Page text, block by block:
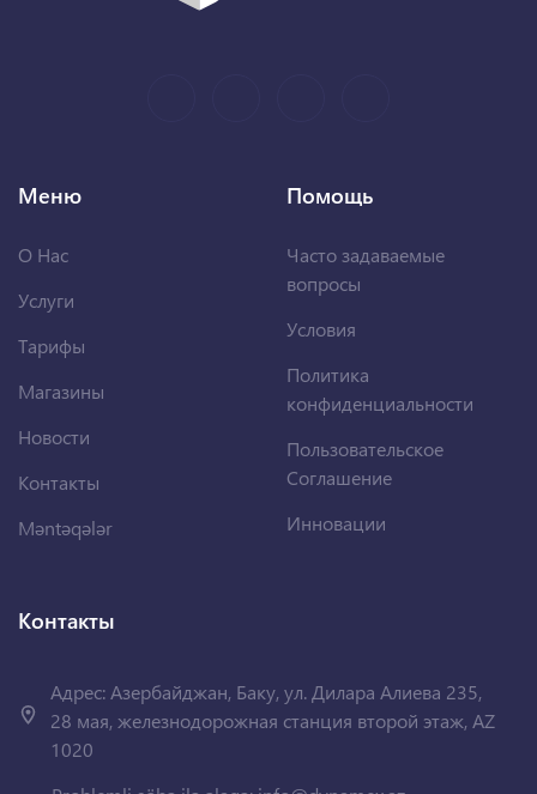
Меню
О Нас
Услуги
Тарифы
Магазины
Новости
Контакты
Məntəqələr
Помощь
Часто задаваемые
вопросы
Условия
Политика
конфиденциальности
Пользовательское
Соглашение
Инновации
Контакты
Адрес: Азербайджан, Баку, ул. Дилара Алиева 235,
28 мая, железнодорожная станция второй этаж, AZ
1020